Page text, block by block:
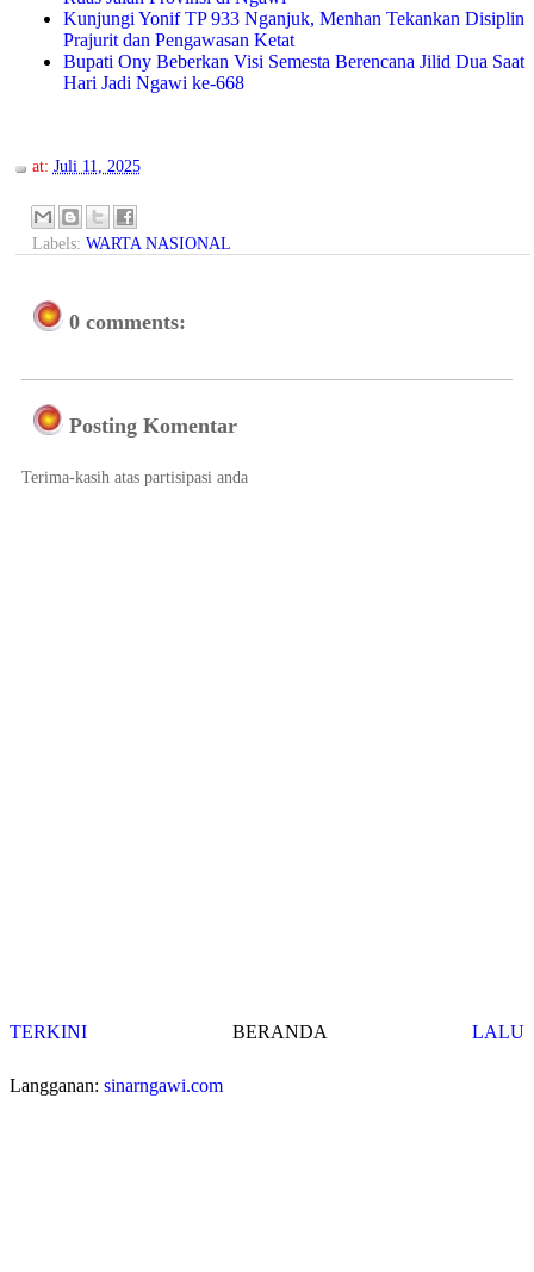
Kunjungi Yonif TP 933 Nganjuk, Menhan Tekankan Disiplin
Prajurit dan Pengawasan Ketat
Bupati Ony Beberkan Visi Semesta Berencana Jilid Dua Saat
Hari Jadi Ngawi ke-668
at: Juli 11, 2025
Labels: WARTA NASIONAL
0 comments:
Posting Komentar
Terima-kasih atas partisipasi anda
TERKINI LALU
BERANDA
Langganan: sinarngawi.com